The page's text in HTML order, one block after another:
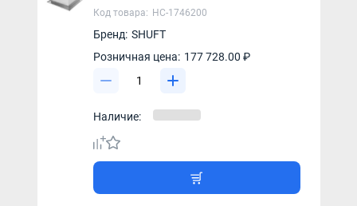
Код товара: НС-1746200
Бренд: SHUFT
Розничная цена: 177 728.00 ₽
Наличие: